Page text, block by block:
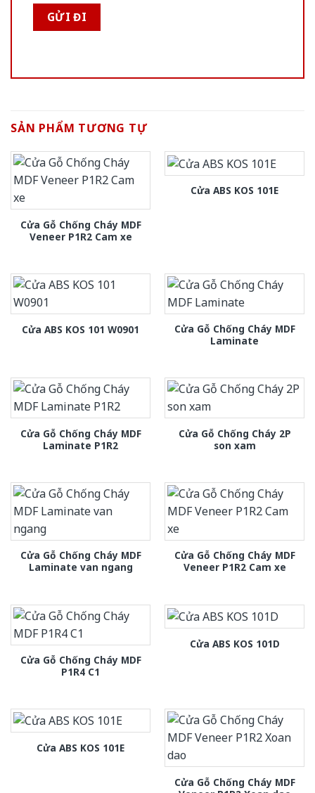
SẢN PHẨM TƯƠNG TỰ
Cửa Gỗ Chống Cháy MDF
Veneer P1R2 Cam xe
Cửa ABS KOS 101E
Cửa ABS KOS 101 W0901
Cửa Gỗ Chống Cháy MDF
Laminate
Cửa Gỗ Chống Cháy MDF
Laminate P1R2
Cửa Gỗ Chống Cháy 2P
son xam
Cửa Gỗ Chống Cháy MDF
Laminate van ngang
Cửa Gỗ Chống Cháy MDF
Veneer P1R2 Cam xe
Cửa Gỗ Chống Cháy MDF
P1R4 C1
Cửa ABS KOS 101D
Cửa ABS KOS 101E
Cửa Gỗ Chống Cháy MDF